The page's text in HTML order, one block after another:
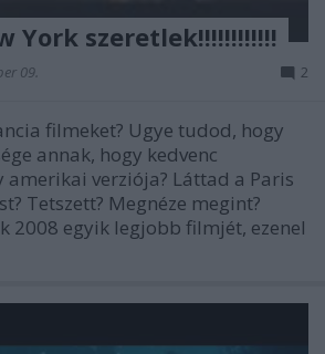
York szeretlek!!!!!!!!!!!!
09. 2
filmeket? Ugye tudod, hogy
annak, hogy kedvenc
amerikai verziója? Láttad a Paris
Tetszett? Megnéze megint?
2008 egyik legjobb filmjét, ezenel